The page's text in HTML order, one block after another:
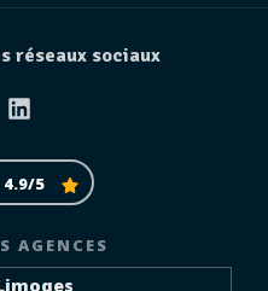
réseaux sociaux
Linkedin
4.9/5
AGENCES